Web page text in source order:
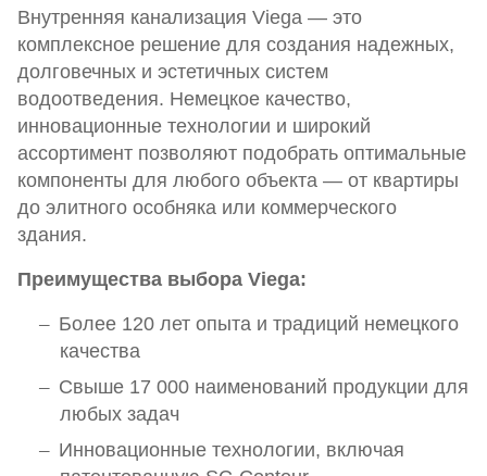
Внутренняя канализация Viega — это
комплексное решение для создания надежных,
долговечных и эстетичных систем
водоотведения. Немецкое качество,
инновационные технологии и широкий
ассортимент позволяют подобрать оптимальные
компоненты для любого объекта — от квартиры
до элитного особняка или коммерческого
здания.
Преимущества выбора Viega:
Более 120 лет опыта и традиций немецкого
качества
Свыше 17 000 наименований продукции для
любых задач
Инновационные технологии, включая